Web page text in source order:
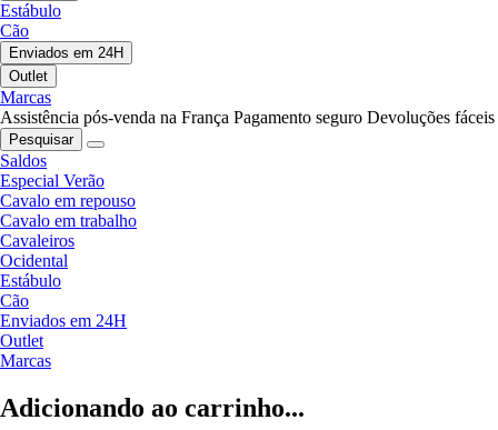
Estábulo
Cão
Enviados em 24H
Outlet
Marcas
Assistência pós-venda na França Pagamento seguro Devoluções fáceis
Pesquisar
Saldos
Especial Verão
Cavalo em repouso
Cavalo em trabalho
Cavaleiros
Ocidental
Estábulo
Cão
Enviados em 24H
Outlet
Marcas
Adicionando ao carrinho...